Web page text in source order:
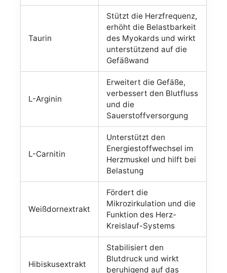
Taurin
Stützt die Herzfrequenz,
erhöht die Belastbarkeit
des Myokards und wirkt
unterstützend auf die
Gefäßwand
L-Arginin
Erweitert die Gefäße,
verbessert den Blutfluss
und die
Sauerstoffversorgung
L-Carnitin
Unterstützt den
Energiestoffwechsel im
Herzmuskel und hilft bei
Belastung
Weißdornextrakt
Fördert die
Mikrozirkulation und die
Funktion des Herz-
Kreislauf-Systems
Hibiskusextrakt
Stabilisiert den
Blutdruck und wirkt
beruhigend auf das